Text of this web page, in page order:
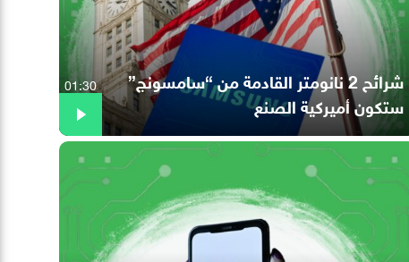
شرائح 2 نانومتر القادمة من “سامسونج”
ستكون أميركية الصنع
01:30